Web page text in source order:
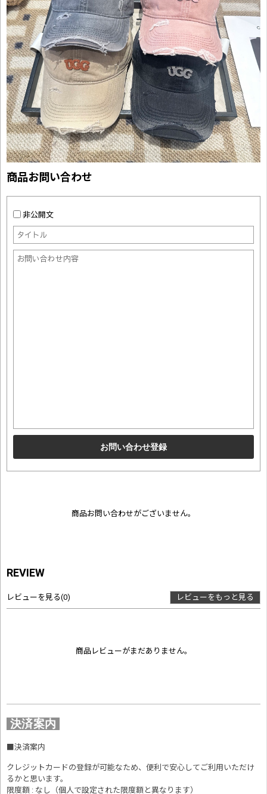
商品お問い合わせ
非公開文
商品お問い合わせがございません。
REVIEW
レビューを見る(0) レビューをもっと見る
商品レビューがまだありません。
決済案内
決済案内
クレジットカードの登録が可能なため、便利で安心してご利用いただけ
るかと思います。
限度額 : なし（個人で設定された限度額と異なります）